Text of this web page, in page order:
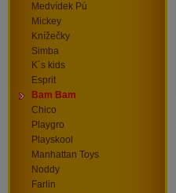
Medvídek Pú
Mickey
Knížečky
Simba
K´s kids
Esprit
Bam Bam
Chico
Playgro
Playskool
Manhattan Toys
Noddy
Farlin